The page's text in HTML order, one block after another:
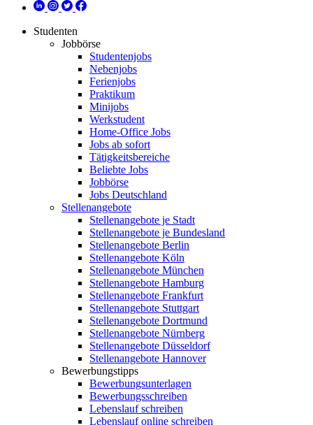
Studenten
Jobbörse
Studentenjobs
Nebenjobs
Ferienjobs
Praktikum
Minijobs
Werkstudent
Home-Office Jobs
Jobs ab sofort
Tätigkeitsbereiche
Beliebte Jobs
Jobbörse
Jobs Deutschland
Stellenangebote
Stellenangebote je Stadt
Stellenangebote je Bundesland
Stellenangebote Berlin
Stellenangebote Köln
Stellenangebote München
Stellenangebote Hamburg
Stellenangebote Frankfurt
Stellenangebote Stuttgart
Stellenangebote Dortmund
Stellenangebote Nürnberg
Stellenangebote Düsseldorf
Stellenangebote Hannover
Bewerbungstipps
Bewerbungsunterlagen
Bewerbungsschreiben
Lebenslauf schreiben
Lebenslauf online schreiben